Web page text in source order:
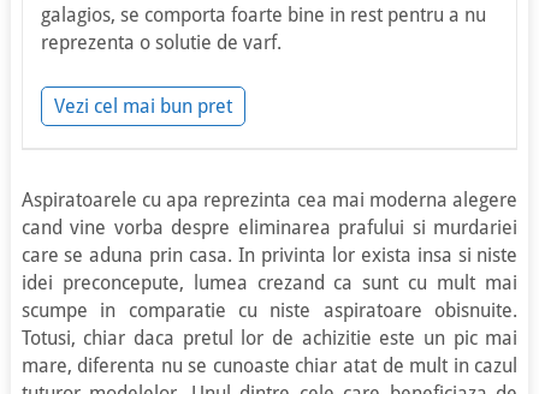
galagios, se comporta foarte bine in rest pentru a nu
reprezenta o solutie de varf.
Vezi cel mai bun pret
Aspiratoarele cu apa reprezinta cea mai moderna alegere
cand vine vorba despre eliminarea prafului si murdariei
care se aduna prin casa. In privinta lor exista insa si niste
idei preconcepute, lumea crezand ca sunt cu mult mai
scumpe in comparatie cu niste aspiratoare obisnuite.
Totusi, chiar daca pretul lor de achizitie este un pic mai
mare, diferenta nu se cunoaste chiar atat de mult in cazul